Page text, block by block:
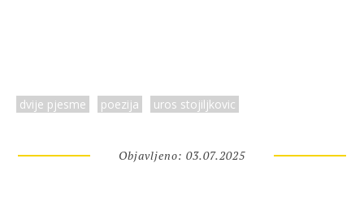
dvije pjesme poezija uros stojiljkovic
Objavljeno: 03.07.2025